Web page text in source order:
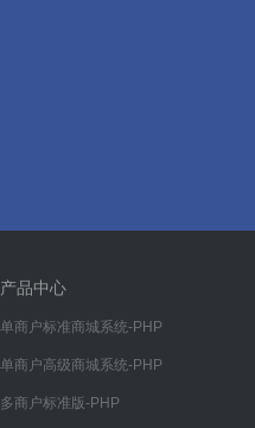
产品中心
单商户标准商城系统-PHP
单商户高级商城系统-PHP
多商户标准版-PHP